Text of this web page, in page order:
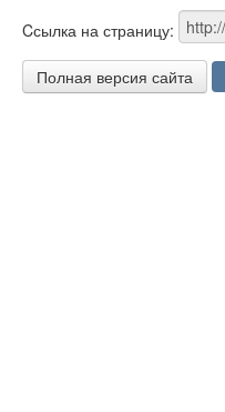
Cсылка на страницу:
Полная версия сайта